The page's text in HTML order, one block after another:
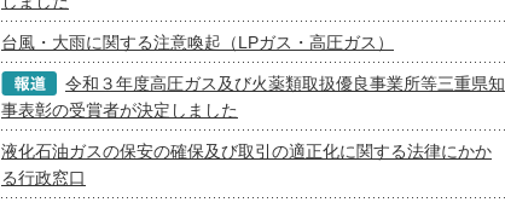
台風・大雨に関する注意喚起（LPガス・高圧ガス）
令和３年度高圧ガス及び火薬類取扱優良事業所等三重県知
事表彰の受賞者が決定しました
液化石油ガスの保安の確保及び取引の適正化に関する法律にかか
る行政窓口